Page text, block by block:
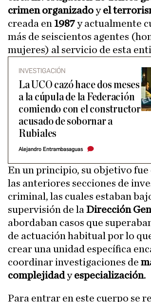
crimen organizadoyel
creada en 1987y actualmente
más de seiscientos agentes
mujeres) al servicio de esta
INVESTIGACIÓN
La UCO cazó hace dos meses
a la cúpula de la Federación
comiendo con el constructor
acusado de sobornar a
Rubiales
Alejandro Entrambasaguas
En un principio, su objetivo
las anteriores secciones de
criminal, las cuales estaban
supervisión de la Dirección
abordaban casos que
de actuación habitual por lo
crear una unidad específica
coordinar investigaciones de
complejidadyespecialización.
Para entrar en este cuerpo se